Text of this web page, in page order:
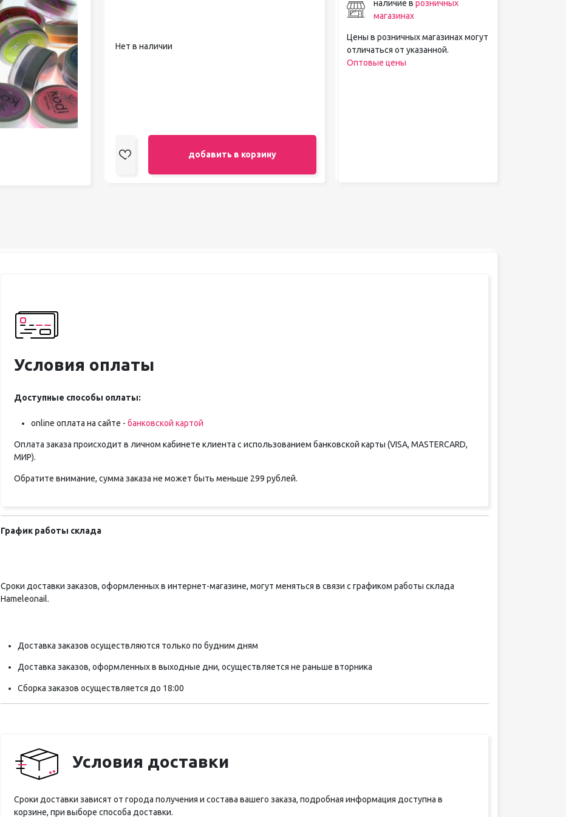
педикюра
Кисти
Лак для ногтей
Лампы для сушки ногтей
Лечение и уход за кутикулой и
ногтями
Пилки для ногтей
Полигели
Расходные материалы
Средства для кислотного и
щелочного педикюра
Стерилизаторы
Нет в наличии
добавить в корзину
наличие в розничных
магазинах
Цены в розничных магазинах могут
отличаться от указанной.
Оптовые цены
Условия оплаты
Доступные способы оплаты:
online оплата на сайте - банковской картой
Оплата заказа происходит в личном кабинете клиента с использованием банковской карты (VISA, MASTERCARD,
МИР).
Обратите внимание, сумма заказа не может быть меньше 299 рублей.
График работы склада
Сроки доставки заказов, оформленных в интернет-магазине, могут меняться в связи с графиком работы склада
Hameleonail.
Доставка заказов осуществляются только по будним дням
Доставка заказов, оформленных в выходные дни, осуществляется не раньше вторника
Сборка заказов осуществляется до 18:00
Условия доставки
Сроки доставки зависят от города получения и состава вашего заказа, подробная информация доступна в
корзине, при выборе способа доставки.